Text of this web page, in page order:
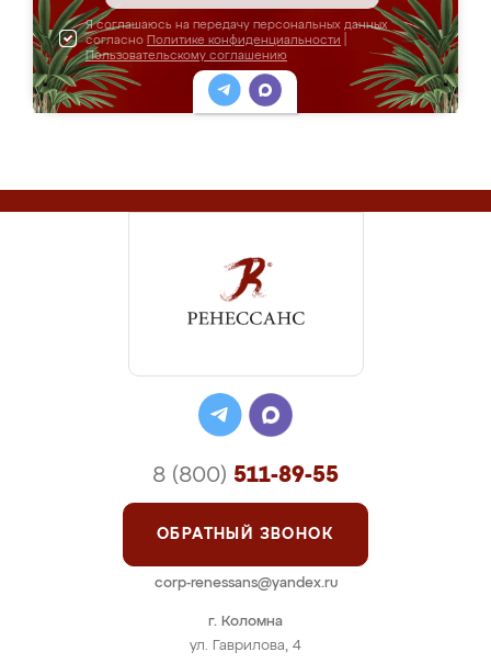
Я соглашаюсь на передачу персональных данных
согласно Политике конфиденциальности
Пользовательскому соглашению
г. Коломна
ул. Гаврилова, 4
8 (800) 511-89-55
ОБРАТНЫЙ ЗВОНОК
corp-renessans@yandex.ru